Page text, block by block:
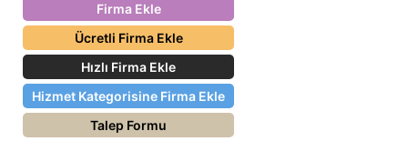
Firma Ekle
Ücretli Firma Ekle
Hızlı Firma Ekle
Hizmet Kategorisine Firma Ekle
Talep Formu